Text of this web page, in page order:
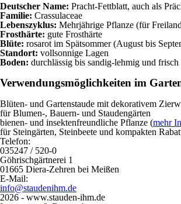
Deutscher Name: Pracht-Fettblatt, auch als
Familie: Crassulaceae
Lebenszyklus: Mehrjährige Pflanze (für
Frosthärte: gute Frosthärte
Blüte: rosarot im Spätsommer (August bis
Standort: vollsonnige Lagen
Boden: durchlässig bis sandig-lehmig und frisch
Verwendungsmöglichkeiten im
Blüten- und Gartenstaude mit dekorativem
für Blumen-, Bauern- und Staudengärten
bienen- und insektenfreundliche Pflanze (mehr
für Steingärten, Steinbeete und kompakten
Telefon:
035247 / 520-0
Göhrischgärtnerei 1
01665 Diera-Zehren bei Meißen
E-Mail:
info@staudenihm.de
2026 - www.stauden-ihm.de